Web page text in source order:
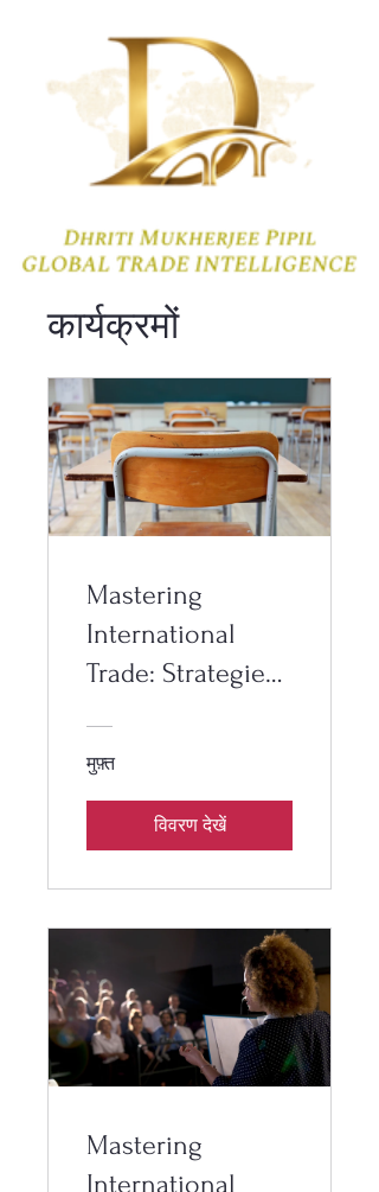
कार्यक्रमों
Mastering
International
Trade: Strategies
मुफ़्त
विवरण देखें
Mastering
International